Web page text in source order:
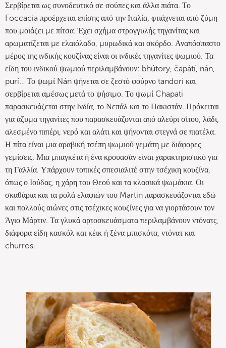
Σερβίρεται ως συνοδευτικό σε σούπες και άλλα πιάτα. Το
Foccacia προέρχεται επίσης από την Ιταλία, φτιάχνεται από ζύμη
που μοιάζει με πίτσα. Έχει σχήμα στρογγυλής τηγανίτας και
αρωματίζεται με ελαιόλαδο, μυρωδικά και σκόρδο. Αναπόσπαστο
μέρος της ινδικής κουζίνας είναι οι ινδικές τηγανίτες ψωμιού. Τα
είδη του ινδικού ψωμιού περιλαμβάνουν: bhútory, čapátí, nán,
purí… Το ψωμί Nán ψήνεται σε ζεστό φούρνο tandori και
σερβίρεται αμέσως μετά το ψήσιμο. Το ψωμί Chapati
παρασκευάζεται στην Ινδία, το Νεπάλ και το Πακιστάν. Πρόκειται
για άζυμα τηγανίτες που παρασκευάζονται από αλεύρι σίτου, λάδι,
αλεσμένο πιπέρι, νερό και αλάτι και ψήνονται στεγνά σε πιατέλα.
Η πίτα είναι μια αραβική τσέπη ψωμιού γεμάτη με διάφορες
γεμίσεις. Μια μπαγκέτα ή ένα κρουασάν είναι χαρακτηριστικό για
τη Γαλλία. Υπάρχουν τοπικές σπεσιαλιτέ στην τσέχικη κουζίνα,
όπως ο Ιούδας, η χάρη του Θεού και τα κλασικά ψωμάκια. Οι
σκαθάρια και τα ρολά ελαφιών του Martin παρασκευάζονται εδώ
και πολλούς αιώνες στις τσέχικες κουζίνες για να γιορτάσουν τον
Άγιο Μάρτιν. Τα γλυκά αρτοσκευάσματα περιλαμβάνουν ντόνατς,
διάφορα είδη κασκόλ και κέικ ή ξένα μπισκότα, ντόνατ και
churros.